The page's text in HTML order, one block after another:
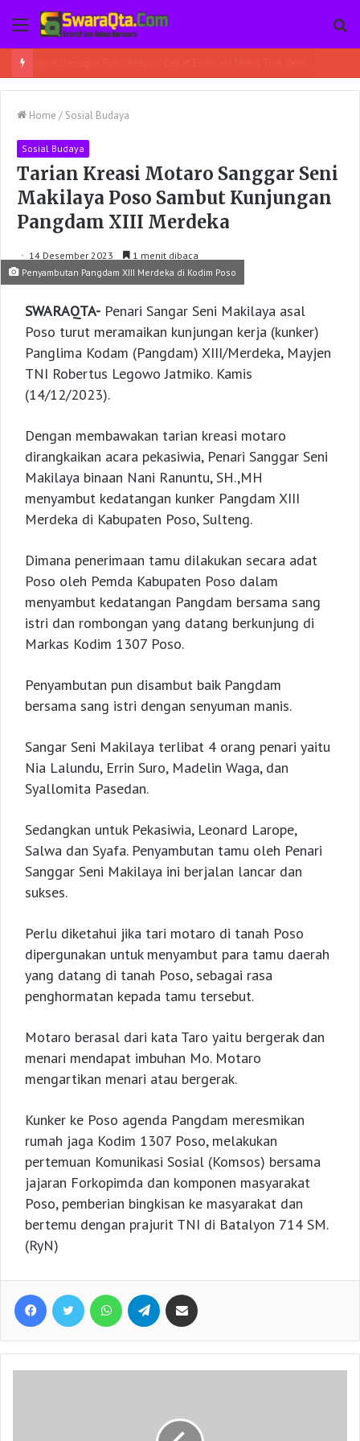
Menu
Home / Sosial Budaya
Sosial Budaya
Tarian Kreasi Motaro Sanggar Seni
Makilaya Poso Sambut Kunjungan
Pangdam XIII Merdeka
14 Desember 2023
1 menit dibaca
Penyambutan Pangdam XIII Merdeka di Kodim Poso
SWARAQTA- Penari Sangar Seni Makilaya asal
Poso turut meramaikan kunjungan kerja (kunker)
Panglima Kodam (Pangdam) XIII/Merdeka, Mayjen
TNI Robertus Legowo Jatmiko. Kamis
(14/12/2023).
Dengan membawakan tarian kreasi motaro
dirangkaikan acara pekasiwia, Penari Sanggar Seni
Makilaya binaan Nani Ranuntu, SH.,MH
menyambut kedatangan kunker Pangdam XIII
Merdeka di Kabupaten Poso, Sulteng.
Dimana penerimaan tamu dilakukan secara adat
Poso oleh Pemda Kabupaten Poso dalam
menyambut kedatangan Pangdam bersama sang
istri dan rombongan yang datang berkunjung di
Markas Kodim 1307 Poso.
Penyambutan pun disambut baik Pangdam
bersama sang istri dengan senyuman manis.
Sangar Seni Makilaya terlibat 4 orang penari yaitu
Nia Lalundu, Errin Suro, Madelin Waga, dan
Syallomita Pasedan.
Sedangkan untuk Pekasiwia, Leonard Larope,
Salwa dan Syafa. Penyambutan tamu oleh Penari
Sanggar Seni Makilaya ini berjalan lancar dan
sukses.
Perlu diketahui jika tari motaro di tanah Poso
dipergunakan untuk menyambut para tamu daerah
yang datang di tanah Poso, sebagai rasa
penghormatan kepada tamu tersebut.
Motaro berasal dari kata Taro yaitu bergerak dan
menari mendapat imbuhan Mo. Motaro
mengartikan menari atau bergerak.
Kunker ke Poso agenda Pangdam meresmikan
rumah jaga Kodim 1307 Poso, melakukan
pertemuan Komunikasi Sosial (Komsos) bersama
jajaran Forkopimda dan komponen masyarakat
Poso, pemberian bingkisan ke masyarakat dan
bertemu dengan prajurit TNI di Batalyon 714 SM.
(RyN)
Facebook Twitter WhatsApp Telegram